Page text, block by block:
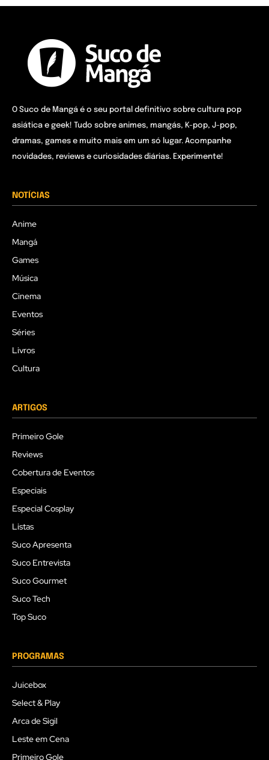
O Suco de Mangá é o seu portal definitivo sobre cultura pop
asiática e geek! Tudo sobre animes, mangás, K-pop, J-pop,
dramas, games e muito mais em um só lugar. Acompanhe
novidades, reviews e curiosidades diárias. Experimente!
NOTÍCIAS
Anime
Mangá
Games
Música
Cinema
Eventos
Séries
Livros
Cultura
ARTIGOS
Primeiro Gole
Reviews
Cobertura de Eventos
Especiais
Especial Cosplay
Listas
Suco Apresenta
Suco Entrevista
Suco Gourmet
Suco Tech
Top Suco
PROGRAMAS
Juicebox
Select & Play
Arca de Sigil
Leste em Cena
Primeiro Gole